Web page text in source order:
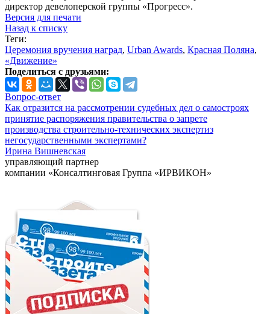
директор девелоперской группы «Прогресс».
Версия для печати
Назад к списку
Теги:
Церемония вручения наград, Urban Awards, Красная Поляна,
«Движение»
Поделиться с друзьями:
Вопрос-ответ
Как отразится на рассмотрении судебных дел о самостроях
принятие распоряжения правительства о запрете
производства строительно-технических экспертиз
негосударственными экспертами?
Ирина Вишневская
управляющий партнер
компании «Консалтинговая Группа «ИРВИКОН»